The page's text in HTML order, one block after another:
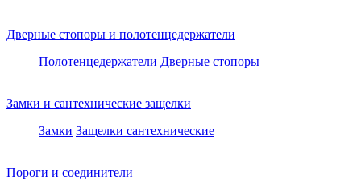
Дверные стопоры и полотенцедержатели
Полотенцедержатели Дверные стопоры
Замки и сантехнические защелки
Замки Защелки сантехнические
Пороги и соединители